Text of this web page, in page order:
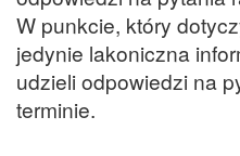
W punkcie, który
jedynie lakoniczna
udzieli odpowiedzi na
terminie.